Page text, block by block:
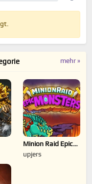
mehr »
Minion Raid Epic
Monsters
upjers